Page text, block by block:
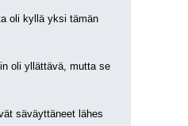
oli kyllä yksi tämän
oli yllättävä, mutta se
säväyttäneet lähes